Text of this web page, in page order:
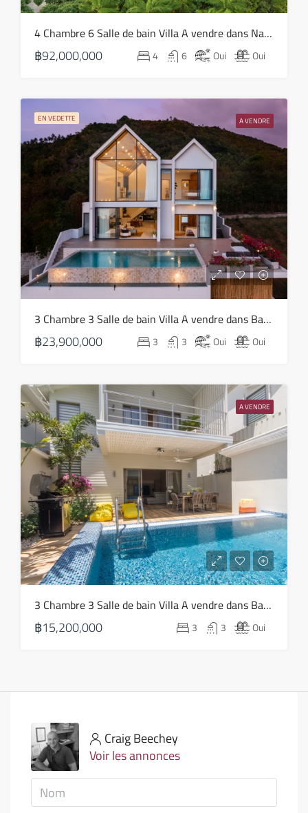
ven
Août
sam
22
Août
4 Chambre 6 Salle de bain Villa A vendre dans Nathon – HS0817
฿92,000,000 4 6 Oui Oui
EN VEDETTE A VENDRE
3 Chambre 3 Salle de bain Villa A vendre dans Bang Makham – HS0809
฿23,900,000 3 3 Oui Oui
A VENDRE
3 Chambre 3 Salle de bain Villa A vendre dans Ban Tai – HS0804
฿15,200,000 3 3 Oui
Craig Beechey
Voir les annonces